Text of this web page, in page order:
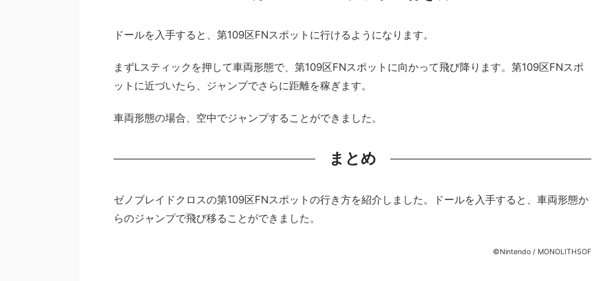
ドールを入手すると、第109区FNスポットに行けるようになります。
まずLスティックを押して車両形態で、第109区FNスポットに向かって飛び降ります。第109区FNスポ
ットに近づいたら、ジャンプでさらに距離を稼ぎます。
車両形態の場合、空中でジャンプすることができました。
まとめ
ゼノブレイドクロスの第109区FNスポットの行き方を紹介しました。ドールを入手すると、車両形態か
らのジャンプで飛び移ることができました。
©Nintendo / MONOLITHSOF